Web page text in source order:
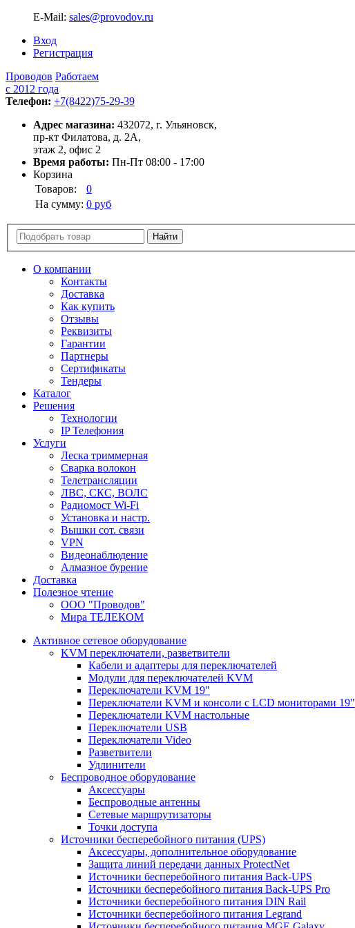
E-Mail: sales@provodov.ru
Вход
Регистрация
Проводов Работаем
с 2012 года
Телефон: +7(8422)75-29-39
Адрес магазина: 432072, г. Ульяновск,
пр-кт Филатова, д. 2А,
этаж 2, офис 2
Время работы: Пн-Пт 08:00 - 17:00
Корзина
Товаров:
0
На сумму: 0 руб
О компании
Контакты
Доставка
Как купить
Отзывы
Реквизиты
Гарантии
Партнеры
Сертификаты
Тендеры
Каталог
Решения
Технологии
IP Телефония
Услуги
Леска триммерная
Сварка волокон
Телетрансляции
ЛВС, СКС, ВОЛС
Радиомост Wi-Fi
Установка и настр.
Вышки сот. связи
VPN
Видеонаблюдение
Алмазное бурение
Доставка
Полезное чтение
ООО "Проводов"
Мира ТЕЛЕКОМ
Активное сетевое оборудование
KVM переключатели, разветвители
Кабели и адаптеры для переключателей
Модули для переключателей KVM
Переключатели KVM 19"
Переключатели KVM и консоли с LCD мониторами 19"
Переключатели KVM настольные
Переключатели USB
Переключатели Video
Разветвители
Удлинители
Беспроводное оборудование
Аксессуары
Беспроводные антенны
Сетевые маршрутизаторы
Точки доступа
Источники бесперебойного питания (UPS)
Аксессуары, дополнительное оборудование
Защита линий передачи данных ProtectNet
Источники бесперебойного питания Back-UPS
Источники бесперебойного питания Back-UPS Pro
Источники бесперебойного питания DIN Rail
Источники бесперебойного питания Legrand